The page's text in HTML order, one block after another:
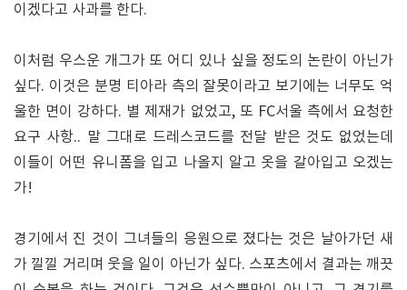
이겠다고 사과를 한다.
이처럼 우스운 개그가 또 어디 있나 싶을 정도의 논란이 아닌가
싶다. 이것은 분명 티아라 측의 잘못이라고 보기에는 너무도 억
울한 면이 강하다. 별 제재가 없었고, 또 FC서울 측에서 요청한
요구 사항.. 말 그대로 드레스코드를 전달 받은 것도 없었는데
이들이 어떤 유니폼을 입고 나올지 알고 옷을 갈아입고 오겠는
가!
경기에서 진 것이 그녀들의 응원으로 졌다는 것은 날아가던 새
가 낄낄 거리며 웃을 일이 아닌가 싶다. 스포츠에서 결과는 깨끗